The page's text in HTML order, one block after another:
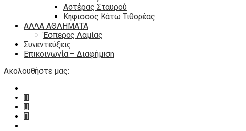
Αστέρας Σταυρού
Κηφισσός Κάτω Τιθορέας
ΑΛΛΑ ΑΘΛΗΜΑΤΑ
Έσπερος Λαμίας
Συνεντεύξεις
Επικοινωνία – Διαφήμιση
Ακολουθήστε μας: